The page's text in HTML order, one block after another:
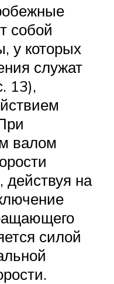
собой
у которых
служат
13),
валом
на
силой